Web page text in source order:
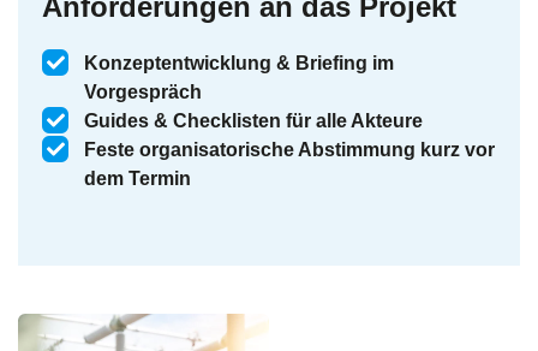
Konzeptentwicklung & Briefing im
Vorgespräch
Guides & Checklisten für alle Akteure
Feste organisatorische Abstimmung kurz vor
dem Termin